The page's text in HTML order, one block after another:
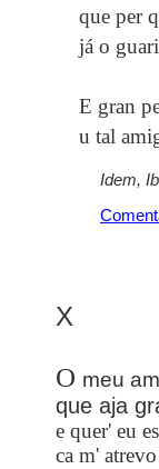
que per
já o
E gran
u tal
Idem,
X
O meu
que aja
e quer' eu
ca m'